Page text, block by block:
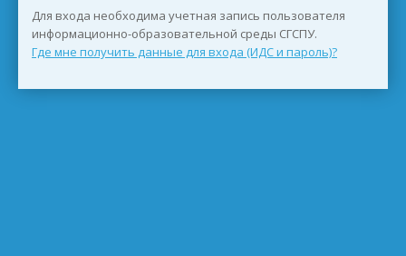
Для входа необходима учетная запись пользователя
информационно-образовательной среды СГСПУ.
Где мне получить данные для входа (ИДС и пароль)?